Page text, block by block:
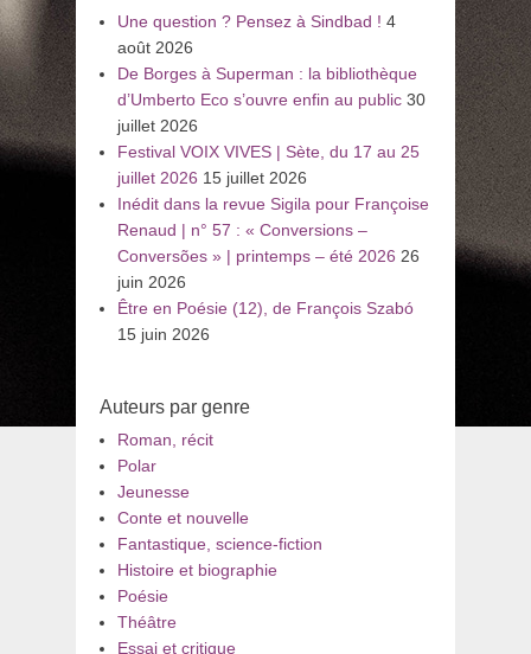
Une question ? Pensez à Sindbad ! 4
août 2026
De Borges à Superman : la bibliothèque
d’Umberto Eco s’ouvre enfin au public 30
juillet 2026
Festival VOIX VIVES | Sète, du 17 au 25
juillet 2026 15 juillet 2026
Inédit dans la revue Sigila pour Françoise
Renaud | n° 57 : « Conversions –
Conversões » | printemps – été 2026 26
juin 2026
Être en Poésie (12), de François Szabó
15 juin 2026
Auteurs par genre
Roman, récit
Polar
Jeunesse
Conte et nouvelle
Fantastique, science-fiction
Histoire et biographie
Poésie
Théâtre
Essai et critique